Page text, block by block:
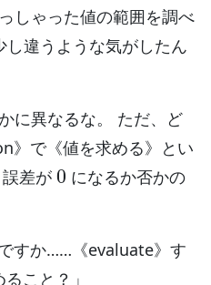
しゃった値の範囲を調べ
違うような気がしたん
に異なるな。 ただ、ど
》で《値を求める》とい
差が
0
になるか否かの
すか……《evaluate》す
こと？」